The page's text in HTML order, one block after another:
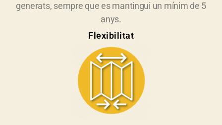
generats, sempre que es mantingui un mínim de 5
anys.
Flexibilitat